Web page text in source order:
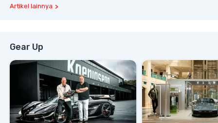
Artikel lainnya
Gear Up